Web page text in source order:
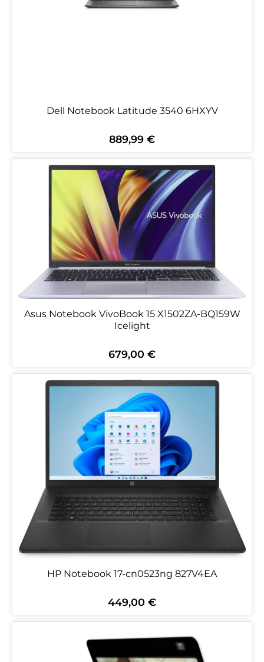
Dell Notebook Latitude 3540 6HXYV
Regulärer Preis:
889,99 €
Asus Notebook VivoBook 15 X1502ZA-BQ159W
Icelight
Regulärer Preis:
679,00 €
HP Notebook 17-cn0523ng 827V4EA
Regulärer Preis:
449,00 €